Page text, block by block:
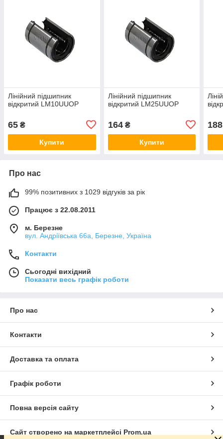
Лінійний підшипник
відкритий LM10UUOP
65 ₴
Купити
Лінійний підшипник
відкритий LM25UUOP
164₴
Купити
188
Про нас
99% позитивних з 1029 відгуків за рік
Працює з 22.08.2011
м. Березне
вул. Андріївська 66а, Березне, Україна
Контакти
Сьогодні вихідний
Показати весь графік роботи
Про нас
Контакти
Доставка та оплата
Графік роботи
Повна версія сайту
Сайт створено на маркетплейсі Prom.ua